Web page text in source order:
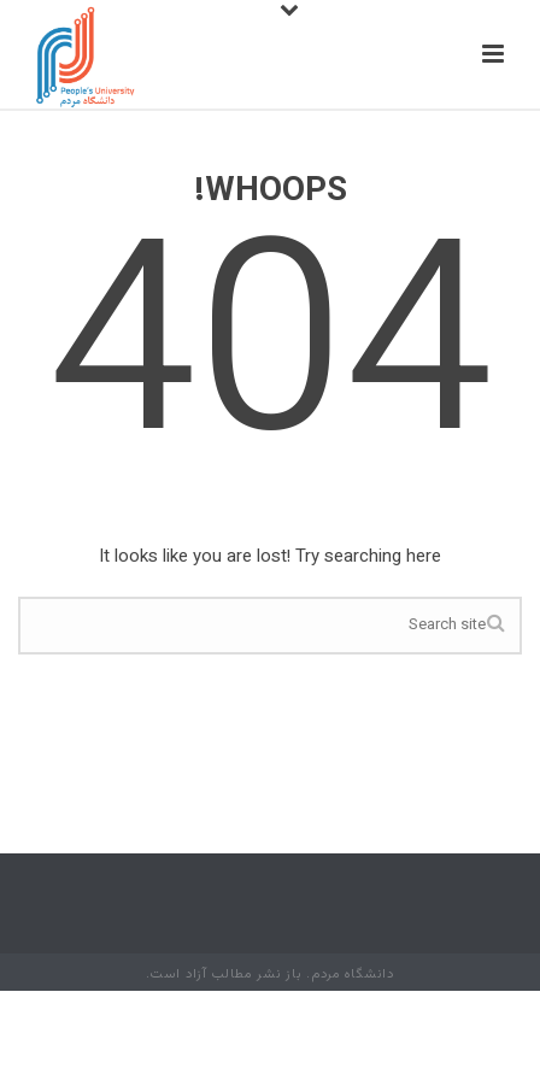
WHOOPS!
404
It looks like you are lost! Try searching here
دانشگاه مردم. باز نشر مطالب آزاد است.